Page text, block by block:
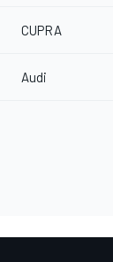
CUPRA
Audi